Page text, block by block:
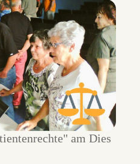
am Dies